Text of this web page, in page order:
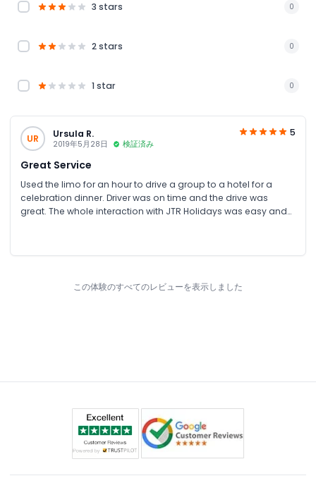
3 stars 0
2 stars 0
1 star 0
UR Ursula R.
2019年5月28日 検証済み
5
Great Service
Used the limo for an hour to drive a group to a hotel for a
celebration dinner. Driver was on time and the drive was
great. The whole interaction with JTR Holidays was easy and
この体験のすべてのレビューを表示しました